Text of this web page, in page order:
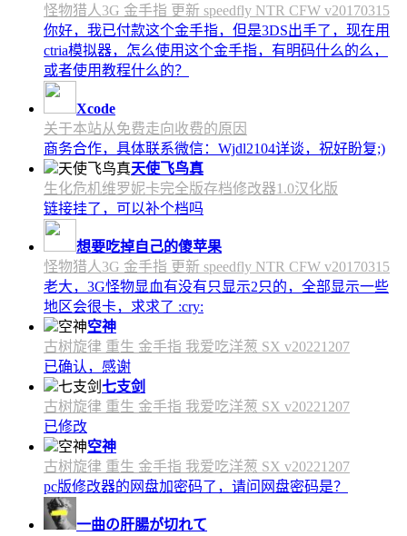
怪物猎人3G 金手指 更新 speedfly NTR CFW v20170315
你好，我已付款这个金手指，但是3DS出手了，现在用
ctria模拟器，怎么使用这个金手指，有明码什么的么，
或者使用教程什么的？
Xcode
关于本站从免费走向收费的原因
商务合作，具体联系微信：Wjdl2104详谈，祝好盼复;)
天使飞鸟真
生化危机维罗妮卡完全版存档修改器1.0汉化版
链接挂了，可以补个档吗
想要吃掉自己的傻苹果
怪物猎人3G 金手指 更新 speedfly NTR CFW v20170315
老大，3G怪物显血有没有只显示2只的，全部显示一些
地区会很卡，求求了 :cry:
空神
古树旋律 重生 金手指 我爱吃洋葱 SX v20221207
已确认，感谢
七支剑
古树旋律 重生 金手指 我爱吃洋葱 SX v20221207
已修改
空神
古树旋律 重生 金手指 我爱吃洋葱 SX v20221207
pc版修改器的网盘加密码了，请问网盘密码是？
一曲の肝腸が切れて